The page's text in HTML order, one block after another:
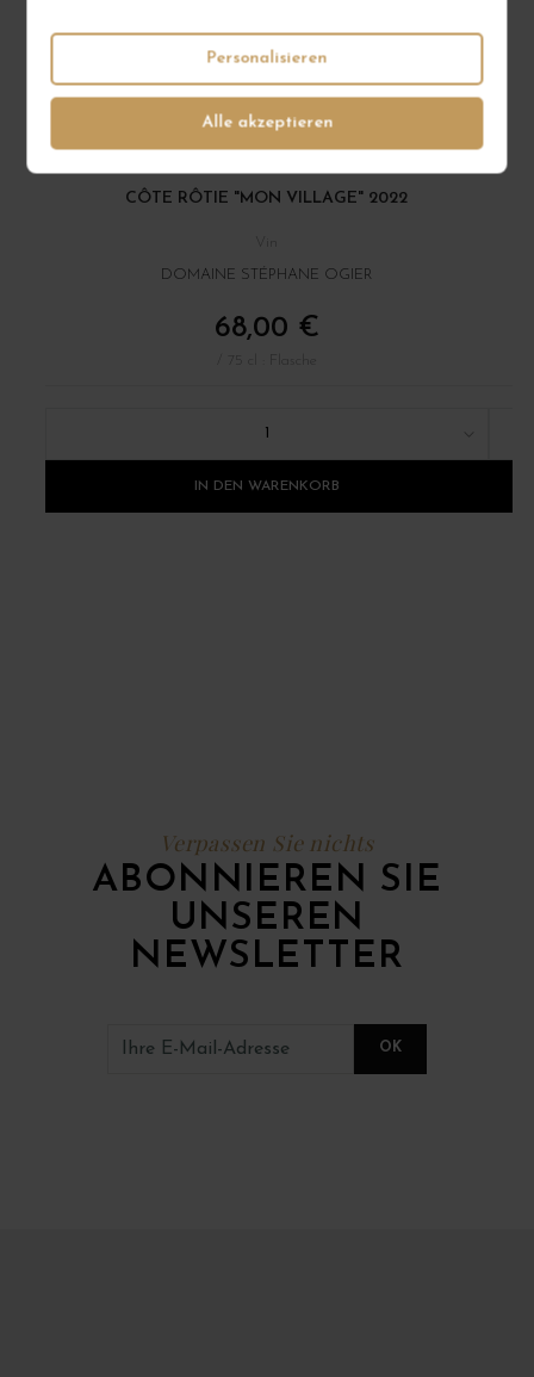
Alle akzeptieren
Personalisieren
CÔTE RÔTIE "MON VILLAGE" 2022
DOMAINE STÉPHANE OGIER
68,00 €
1
IN DEN WARENKORB
Verpassen Sie nichts
ABONNIEREN SIE
UNSEREN
NEWSLETTER